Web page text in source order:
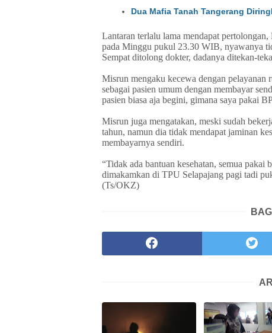
Dua Mafia Tanah Tangerang
Lantaran terlalu lama mendapat
pada Minggu pukul 23.30 WIB, nyawanya
Sempat ditolong dokter, dadanya ditekan-
Misrun mengaku kecewa dengan pelayanan
sebagai pasien umum dengan membayar
pasien biasa aja begini, gimana saya pakai
Misrun juga mengatakan, meski sudah
tahun, namun dia tidak mendapat jaminan
membayarnya sendiri.
“Tidak ada bantuan kesehatan, semua pakai
dimakamkan di TPU Selapajang pagi tadi
(Ts/OKZ)